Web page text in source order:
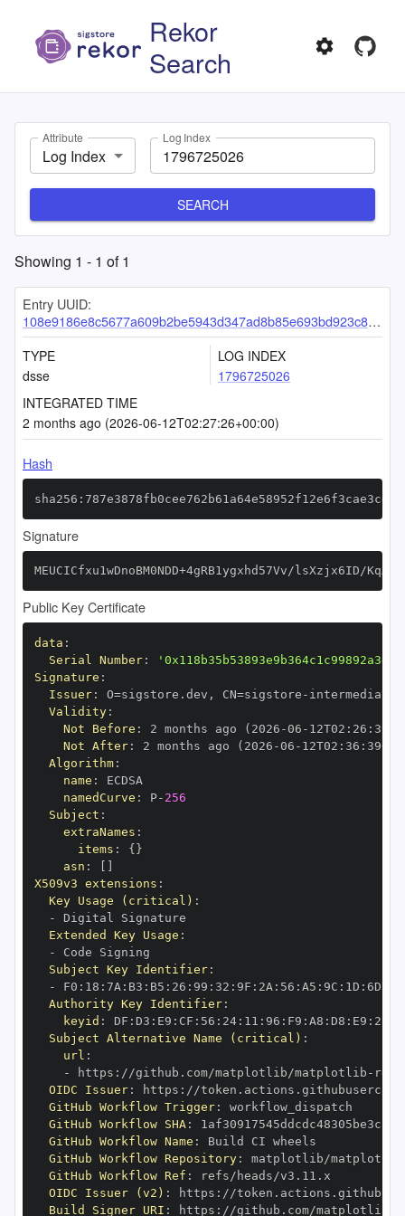
Rekor
Search
Attribute
Log Index
Log Index
SEARCH
Showing 1 - 1 of1
Entry UUID:
108e9186e8c5677a609b2be5943d347ad8b85e693bd923c8f715d6972d738e11e8c7347a36f3fc9f
TYPE
dsse
LOG INDEX
1796725026
INTEGRATED TIME
2 months ago (2026-06-12T02:27:26+00:00)
Hash
Signature
MEUCICfxu1wDnoBM0NDD+4gRB1ygxhd57Vv/lsXzjx6ID/
Public Key Certificate
data :
Serial Number:
Signature :
Issuer: O=sigstore.dev , CN=sigstore -
Validity:
Not Before : 2 months ago (2026 -06 - 12T02 : 26 :
Not After: 2 months ago (2026 -06 - 12T02 : 36 : 39+00
Algorithm:
name :
namedCurve : P- 256
Subject :
extraNames :
items : { }
asn :
X509v3 extensions :
Key Usage (critical) :
-
Extended Key Usage :
-
Subject Key Identifier:
-
F0 : 18 : 7A : B3 : B5 : 26 : 99 : 32 : 9F : 2A : 56 : A5 : 9C : 1D : 6D
Authority Key Identifier:
keyid : DF : D3 : E9 : CF : 56 : 24: 11 : 96 : F9 : A8 : D8 : E9 : 28
Subject Alternative Name (critical) :
url :
-
https : //github.com/matplotlib/matplotlib -
OIDC Issuer: https :
GitHub Workflow Trigger:
GitHub Workflow SHA:
GitHub Workflow Name :
GitHub Workflow Repository: matplotlib/matplotlib
GitHub Workflow Ref :
OIDC Issuer (v2) : https :
Build Signer URI : https : //github.com/matplotlib/